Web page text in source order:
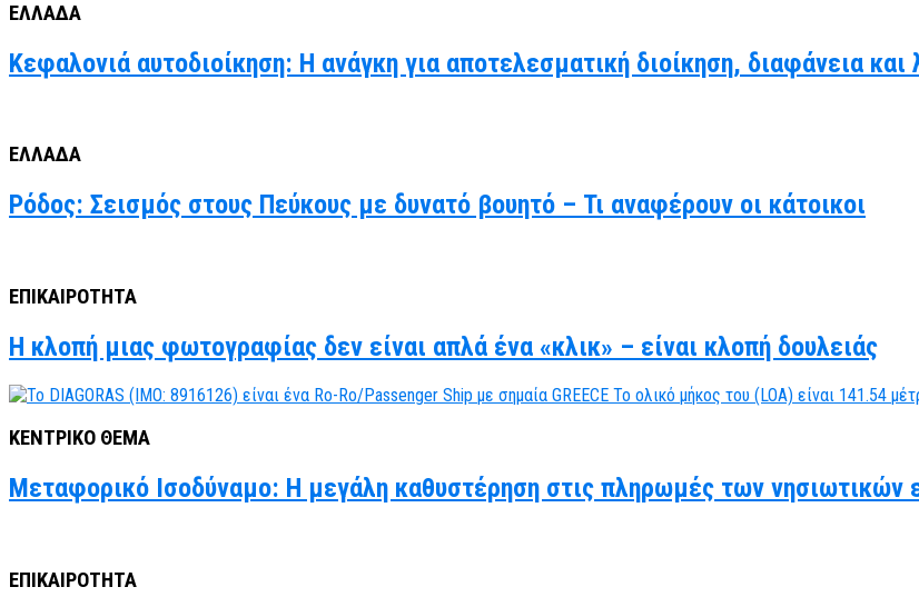
ΕΛΛΑΔΑ
Κεφαλονιά αυτοδιοίκηση: Η ανάγκη για αποτελεσματική διοίκηση, διαφάνεια
ΕΛΛΑΔΑ
Ρόδος: Σεισμός στους Πεύκους με δυνατό βουητό – Τι αναφέρουν οι κάτοικοι
ΕΠΙΚΑΙΡΟΤΗΤΑ
Η κλοπή μιας φωτογραφίας δεν είναι απλά ένα «κλικ» – είναι κλοπή δουλειάς
ΚΕΝΤΡΙΚΟ ΘΕΜΑ
Μεταφορικό Ισοδύναμο: Η μεγάλη καθυστέρηση στις πληρωμές των νησιωτικών
ΕΠΙΚΑΙΡΟΤΗΤΑ